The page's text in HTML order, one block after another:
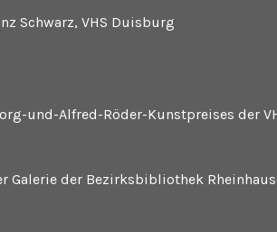
Schwarz, VHS Duisburg
und-Alfred-Röder-Kunstpreises der
Galerie der Bezirksbibliothek